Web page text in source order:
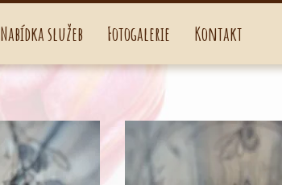
Nabídka služeb Fotogalerie Kontakt